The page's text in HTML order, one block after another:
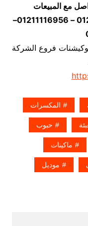
مع المبيعات
موبايل 01211116954 – 01211116955 – 01211116956–
فروع الشركة
المكسرات
حبوب
ماكينات
موديل